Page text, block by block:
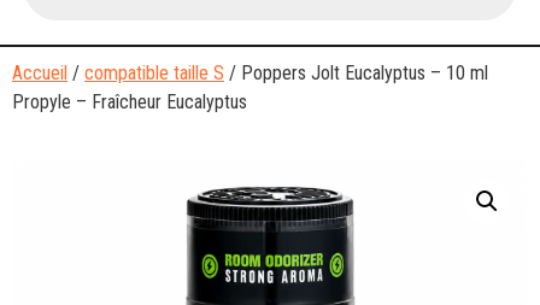
Accueil / compatible taille S / Poppers Jolt Eucalyptus – 10 ml
Propyle – Fraîcheur Eucalyptus